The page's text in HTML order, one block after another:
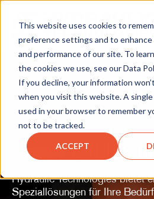
This website uses cookies to
preference settings and to
and performance of our site. To
the cookies we use, see our Data
If you decline, your information
when you visit this website. A
used in your browser to remember
not to be tracked.
ACCEPT
Heavy Lift
Hydraulic Technologies bietet
Speziallösungen für Ihre